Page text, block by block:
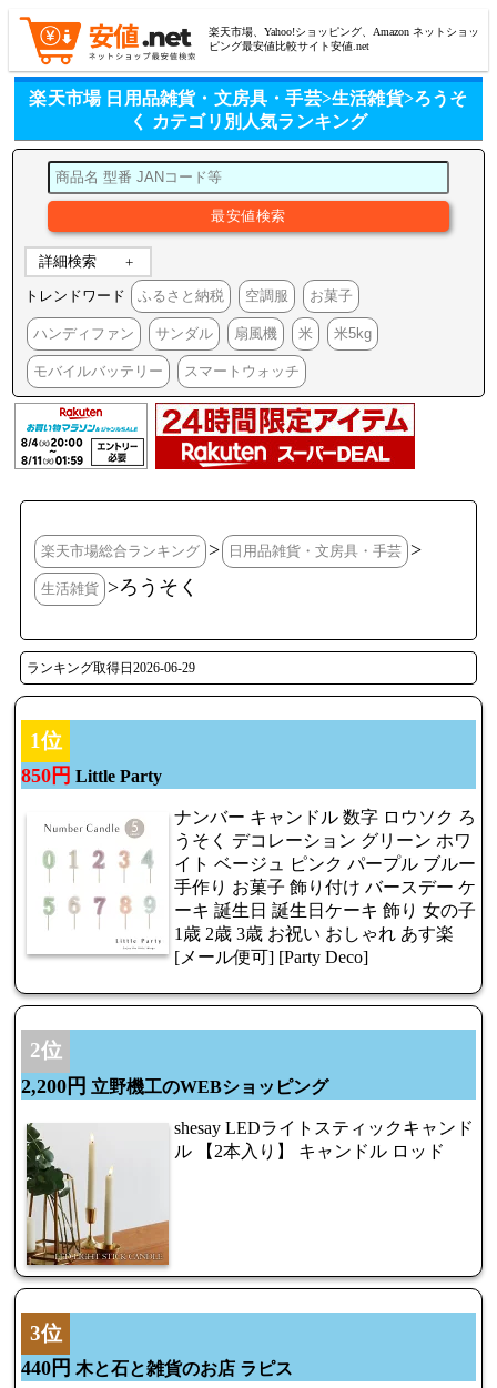
楽天市場、Yahoo!ショッピング、Amazon ネットショッ
ピング最安値比較サイト安値.net
楽天市場 日用品雑貨・文房具・手芸>生活雑貨>ろうそ
く カテゴリ別人気ランキング
詳細検索
トレンドワード ふるさと納税 空調服 お菓子
ハンディファン サンダル 扇風機 米 米5kg
モバイルバッテリー スマートウォッチ
楽天市場総合ランキング > 日用品雑貨・文房具・手芸 >
生活雑貨 >ろうそく
ランキング取得日2026-06-29
1位
850円 Little Party
ナンバー キャンドル 数字 ロウソク ろ
うそく デコレーション グリーン ホワ
イト ベージュ ピンク パープル ブルー
手作り お菓子 飾り付け バースデー ケ
ーキ 誕生日 誕生日ケーキ 飾り 女の子
1歳 2歳 3歳 お祝い おしゃれ あす楽
[メール便可] [Party Deco]
2位
2,200円 立野機工のWEBショッピング
shesay LEDライトスティックキャンド
ル 【2本入り】 キャンドル ロッド
3位
440円 木と石と雑貨のお店 ラピス